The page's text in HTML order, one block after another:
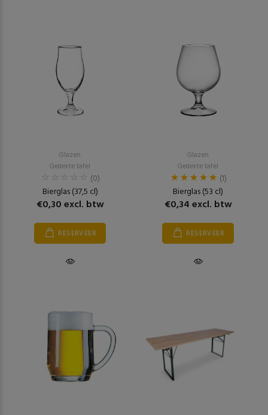
Glazen
Gedekte tafel
(0)
Bierglas (37,5 cl)
€0,30 excl. btw
RESERVEER
Glazen
Gedekte tafel
(1)
Bierglas (53 cl)
€0,34 excl. btw
RESERVEER